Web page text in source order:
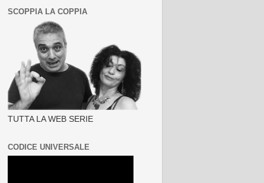
SCOPPIA LA COPPIA
TUTTA LA WEB SERIE
CODICE UNIVERSALE